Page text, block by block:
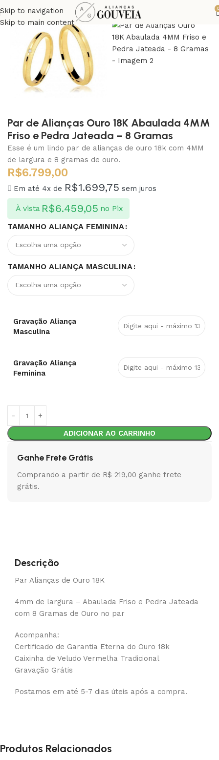
Skip to navigation
Skip to main content
Par de Alianças Ouro 18K Abaulada 4MM
Friso e Pedra Jateada – 8 Gramas
Esse é um lindo par de alianças de ouro 18k com 4MM
de largura e 8 gramas de ouro.
R$6.799,00
Em até 4x de R$1.699,75 sem juros
À vista R$6.459,05 no Pix
TAMANHO ALIANÇA FEMININA
TAMANHO ALIANÇA MASCULINA
Gravação Aliança
Masculina
Gravação Aliança
Feminina
ADICIONAR AO CARRINHO
Ganhe Frete Grátis
Comprando a partir de R$ 219,00 ganhe frete
grátis.
Descrição
Par Alianças de Ouro 18K
4mm de largura – Abaulada Friso e Pedra Jateada
com 8 Gramas de Ouro no par
Acompanha:
Certificado de Garantia Eterna do Ouro 18k
Caixinha de Veludo Vermelha Tradicional
Gravação Grátis
Postamos em até 5-7 dias úteis após a compra.
Produtos Relacionados